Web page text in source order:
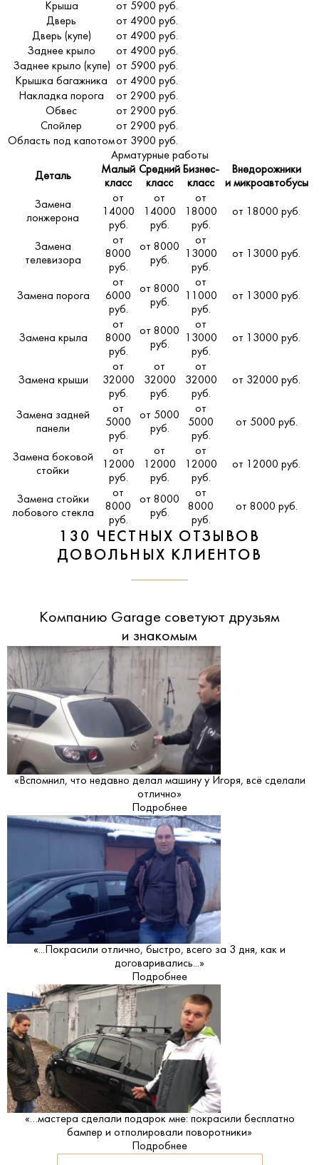
Крыша
от 5900 руб.
Дверь
от 4900 руб.
Дверь (купе)
от 4900 руб.
Заднее крыло
от 4900 руб.
Заднее крыло (купе) от 5900 руб.
Крышка багажника
от 4900 руб.
Накладка порога
от 2900 руб.
Обвес
от 2900 руб.
Спойлер
от 2900 руб.
Область под капотомот 3900 руб.
Арматурные работы
Деталь
Малый
класс
Средний
класс
Бизнес-
класс
Внедорожники
и микроавтобусы
Замена
лонжерона
от
14000
руб.
от
14000
руб.
от
18000
руб.
от 18000 руб.
Замена
телевизора
от
8000
руб.
от 8000
руб.
от
13000
руб.
от 13000 руб.
Замена порога
от
6000
руб.
от 8000
руб.
от
11000
руб.
от 13000 руб.
Замена крыла
от
8000
руб.
от 8000
руб.
от
13000
руб.
от 13000 руб.
Замена крыши
от
32000
руб.
от
32000
руб.
от
32000
руб.
от 32000 руб.
Замена задней
панели
от
5000
руб.
от 5000
руб.
от
5000
руб.
от 5000 руб.
Замена боковой
стойки
от
12000
руб.
от
12000
руб.
от
12000
руб.
от 12000 руб.
Замена стойки
лобового стекла
от
8000
руб.
от 8000
руб.
от
8000
руб.
от 8000 руб.
130 ЧЕСТНЫХ ОТЗЫВОВ
ДОВОЛЬНЫХ КЛИЕНТОВ
Компанию Garage советуют друзьям
и знакомым
«Вспомнил, что недавно делал машину у Игоря, всё сделали
отлично»
Подробнее
«...Покрасили отлично, быстро, всего за 3 дня, как и
договаривались...»
Подробнее
«…мастера сделали подарок мне: покрасили бесплатно
бампер и отполировали поворотники»
Подробнее